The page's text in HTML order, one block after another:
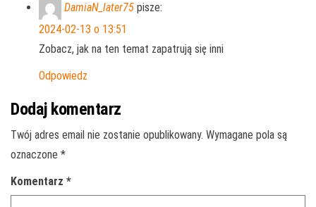
DamiaN_later75 pisze:
2024-02-13 o 13:51
Zobacz, jak na ten temat zapatrują się inni
Odpowiedz
Dodaj komentarz
Twój adres email nie zostanie opublikowany. Wymagane pola są
oznaczone *
Komentarz *